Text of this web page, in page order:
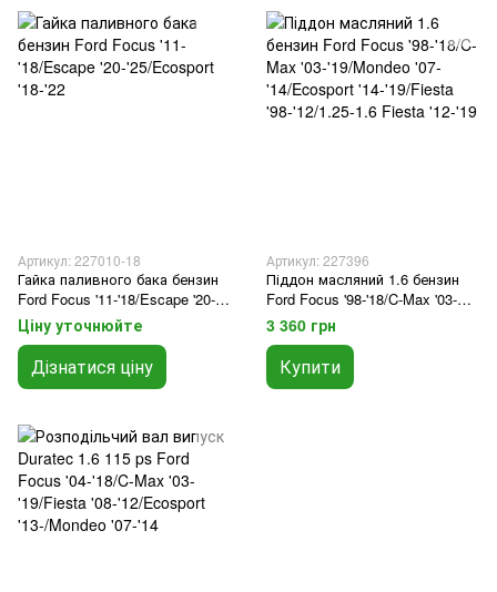
Артикул: 227010-18
Гайка паливного бака бензин
Ford Focus '11-'18/Escape '20-
'25/Ecosport '18-'22
Ціну уточнюйте
Дізнатися ціну
Артикул: 227396
Піддон масляний 1.6 бензин
Ford Focus '98-'18/C-Max '03-
'19/Mondeo '07-'14/Ecosport '14-
'19/Fiesta '98-'12/1.25-1.6 Fiesta
'12-'19
3 360 грн
Купити